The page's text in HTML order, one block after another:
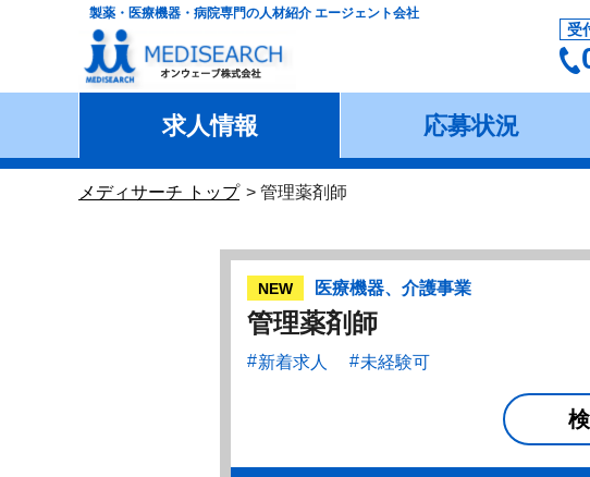
製薬・医療機器・病院専門の人材紹介 エージェント会社
受
求人情報 応募状況
メディサーチ トップ 管理薬剤師
NEW 医療機器、介護事業
管理薬剤師
新着求人 未経験可